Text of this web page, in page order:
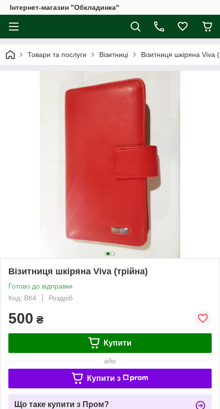
Інтернет-магазин "Обкладинка"
Товари та послуги Візитниці Візитниця шкіряна Viva
Візитниця шкіряна Viva (трійна)
Готово до відправки
Код: ВК4
Роздріб
500 ₴
Купити
або
Купити з
Що таке купити з Пром?